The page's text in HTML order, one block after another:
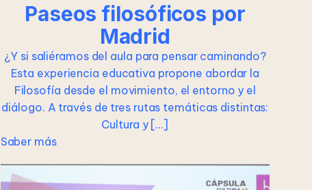
Paseos filosóficos por
Madrid
¿Y si saliéramos del aula para pensar caminando?
Esta experiencia educativa propone abordar la
Filosofía desde el movimiento, el entorno y el
diálogo. A través de tres rutas temáticas distintas:
Cultura y […]
Saber más